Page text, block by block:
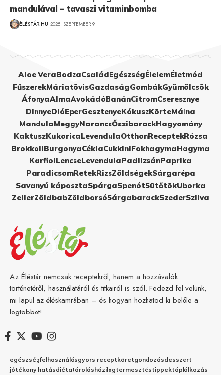
mandulával – tavaszi vitaminbomba
ÉLÉSTÁR.HU 2025. SZEPTEMBER 9.
Aloe VeraBodzaCsaládEgészségÉlelemÉletmód
FűszerekMáriatövisGazdaságGombákGyümölcsök
ÁfonyaAlmaAvokádóBanánCitromCseresznye
DinnyeDióEperGesztenyeKókuszKörteMálna
MandulaMeggyNarancsŐszibarackHagyomány
KaktuszKukoricaLevendulaOtthonReceptekRózsa
BrokkoliBurgonyaCéklaCukkiniFokhagymaHagyma
KarfiolLencseLevendulaPadlizsánPaprika
ParadicsomRetekRizsZöldségekSárgarépa
Savanyú káposztaSpárgaSpenótSütőtökUborka
ZellerZöldbabZöldborsóSárgabarackSzederSzilva
Az Éléstár nemcsak receptekről, hanem a hozzávalók
történetéről, használatáról és titkairól is szól. Fedezd fel velünk,
mi lapul az éléskamrában – és hogyan hozhatod ki belőle a
legtöbbet!
egészségfelhasználásgyors receptköretgondozásdesszert
jótékony hatásdiétatárolásházilagtermesztéstippektáplálkozás